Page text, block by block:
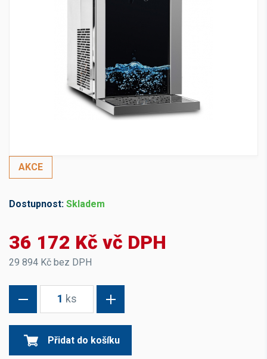
AKCE
Dostupnost: Skladem
36 172 Kč vč DPH
29 894 Kč bez DPH
1 ks
Přidat do košíku